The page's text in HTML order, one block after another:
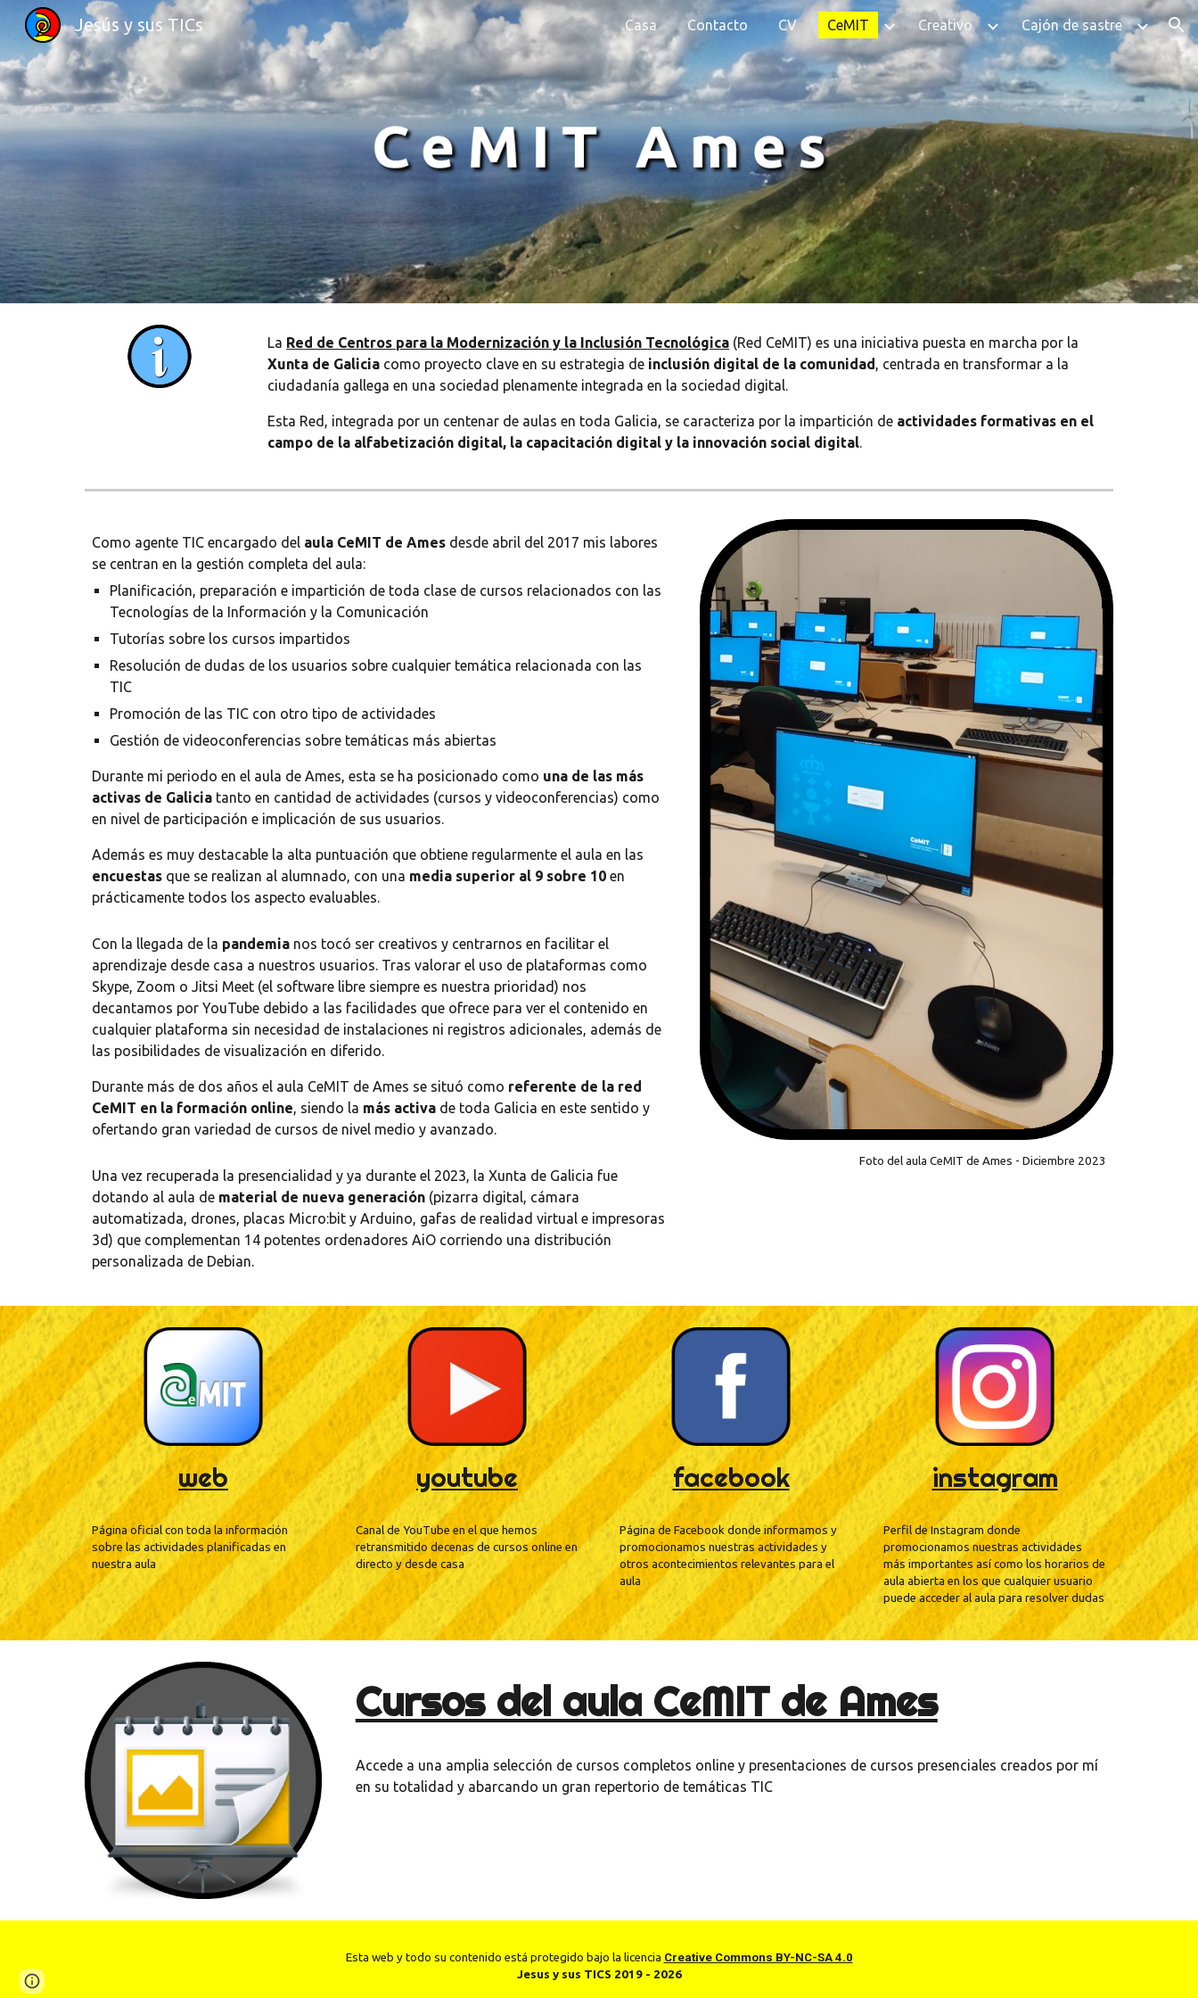
Skip to main content Skip to navigation
Jesús y sus TICs Casa Contacto CV CeMIT Creativo Cajón de sastre
La Red de Centros para la Modernización y la Inclusión Tecnológica (Red CeMIT) es una iniciativa puesta en marcha por la
Xunta de Galicia como proyecto clave en su estrategia de inclusión digital de la comunidad, centrada en transformar a la
ciudadanía gallega en una sociedad plenamente integrada en la sociedad digital.
Esta Red, integrada por un centenar de aulas en toda Galicia, se caracteriza por la impartición de actividades formativas en el
campo de la alfabetización digital, la capacitación digital y la innovación social digital.
Como agente TIC encargado del aula CeMIT de Amesdesde abril del 2017 mis labores
se centran en la gestión completa del aula:
Planificación, preparación e impartición de toda clase de cursos relacionados con las
Tecnologías de la Información y la Comunicación
Tutorías sobre los cursos impartidos
Resolución de dudas de los usuarios sobre cualquier temática relacionada con las
TIC
Promoción de las TIC con otro tipo de actividades
Gestión de videoconferencias sobre temáticas más abiertas
Durante mi periodo en el aula de Ames, esta se ha posicionado como una de las más
activas de Galiciatanto en cantidad de actividades (cursos y videoconferencias) como
en nivel de participación e implicación de sus usuarios.
Además es muy destacable la alta puntuación que obtiene regularmente el aula en las
encuestasque se realizan al alumnado, con una media superior al 9 sobre 10 en
prácticamente todos los aspecto evaluables.
Con la llegada de la pandemianos tocó ser creativos y centrarnos en facilitar el
aprendizaje desde casa a nuestros usuarios. Tras valorar el uso de plataformas como
Skype, Zoom o Jitsi Meet (el software libre siempre es nuestra prioridad) nos
decantamos por YouTube debido a las facilidades que ofrece para ver el contenido en
cualquier plataforma sin necesidad de instalaciones ni registros adicionales, además de
las posibilidades de visualización en diferido.
Durante más de dos años el aula CeMIT de Ames se situó como referente de la red
CeMIT en la formación online, siendo la más activade toda Galicia en este sentido y
ofertando gran variedad de cursos de nivel medio y avanzado.
Una vez recuperada la presencialidad y ya durante el 2023, la Xunta de Galicia fue
dotando al aula de material de nueva generación(pizarra digital, cámara
automatizada, drones, placas Micro:bit y Arduino, gafas de realidad virtual e impresoras
3d) que complementan 14 potentes ordenadores AiO corriendo una distribución
personalizada de Debian.
Foto del aula CeMIT de Ames - Diciembre 2023
web
Página oficial con toda la información
sobre las actividades planificadas en
nuestra aula
youtube
Canal de YouTube en el que hemos
retransmitido decenas de cursos online en
directo y desde casa
facebook
Página de Facebook donde informamos y
promocionamos nuestras actividades y
otros acontecimientos relevantes para el
aula
instagram
Perfil de Instagram donde
promocionamos nuestras actividades
más importantes así como los horarios de
aula abierta en los que cualquier usuario
puede acceder al aula para resolver dudas
Cursos del aula CeMIT de Ames
Accede a una amplia selección de cursos completos online y presentaciones de cursos presenciales creados por mí
en su totalidad y abarcando un gran repertorio de temáticas TIC
Esta web y todo su contenido está protegido bajo la licencia Creative Commons BY-NC-SA 4.0
Jesus y sus TICS 2019 - 2026